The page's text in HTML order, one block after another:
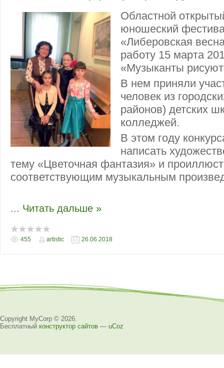
Областной
юношеский
«Либеровская
работу 15 марта
«Музыканты
В нем приняли
человек из
районов) детских
колледжей.
В этом году
написать
тему «Цветочная фантазия» и
соответствующим музыкальным
... Читать дальше »
455 artistic 26.06.2018
Copyright MyCorp © 2026
Бесплатный конструктор сайтов — uCoz